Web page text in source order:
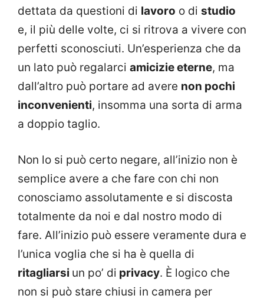
dettata da questioni di lavoro o di studio
e, il più delle volte, ci si ritrova a vivere con
perfetti sconosciuti. Un’esperienza che da
un lato può regalarci amicizie eterne, ma
dall’altro può portare ad avere non pochi
inconvenienti, insomma una sorta di arma
a doppio taglio.
Non lo si può certo negare, all’inizio non è
semplice avere a che fare con chi non
conosciamo assolutamente e si discosta
totalmente da noi e dal nostro modo di
fare. All’inizio può essere veramente dura e
l’unica voglia che si ha è quella di
ritagliarsi un po’ di privacy. È logico che
non si può stare chiusi in camera per